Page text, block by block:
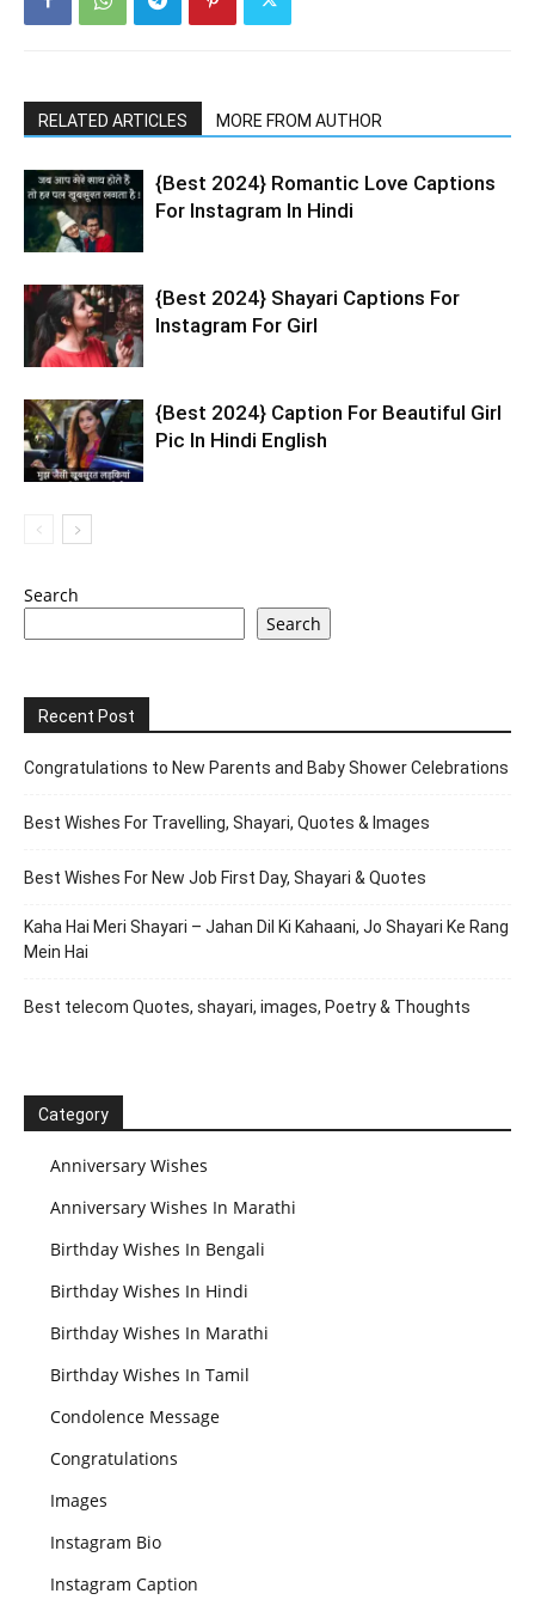
RELATED ARTICLES MORE FROM AUTHOR
{Best 2024} Romantic Love Captions
For Instagram In Hindi
{Best 2024} Shayari Captions For
Instagram For Girl
{Best 2024} Caption For Beautiful Girl
Pic In Hindi English
Search
Search
Recent Post
Congratulations to New Parents and Baby Shower Celebrations
Best Wishes For Travelling, Shayari, Quotes & Images
Best Wishes For New Job First Day, Shayari & Quotes
Kaha Hai Meri Shayari – Jahan Dil Ki Kahaani, Jo Shayari Ke Rang
Mein Hai
Best telecom Quotes, shayari, images, Poetry & Thoughts
Category
Anniversary Wishes
Anniversary Wishes In Marathi
Birthday Wishes In Bengali
Birthday Wishes In Hindi
Birthday Wishes In Marathi
Birthday Wishes In Tamil
Condolence Message
Congratulations
Images
Instagram Bio
Instagram Caption